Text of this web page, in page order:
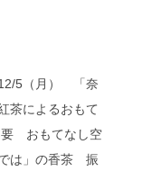
5（月） 「奈
茶によるおもて
おもてなし空
は」の香茶 振